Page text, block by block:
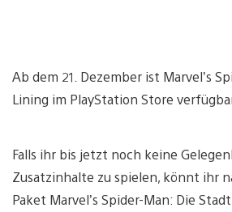
Ab dem 21. Dezember ist Marvel’s
Lining im PlayStation Store
Falls ihr bis jetzt noch keine
Zusatzinhalte zu spielen, könnt ihr
Paket Marvel’s Spider-Man: Die